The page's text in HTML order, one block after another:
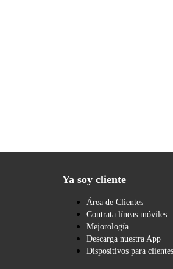
Ya soy cliente
Área de Clientes
Contrata líneas móviles
Mejorología
Descarga nuestra App
Dispositivos para clientes